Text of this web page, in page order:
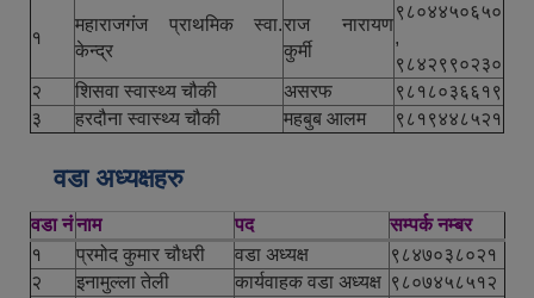
१
महाराजगंज प्राथमिक स्वा.
केन्द्र
राज नारायण
कुर्मी
९८०४४५०६५०
,
९८४२९९०२३०
२
शिसवा स्वास्थ्य चौकी असरफ
९८१८०३६६१९
३
हरदौना स्वास्थ्य चौकी महबुब आलम ९८१९४४८५२१
वडा अध्यक्षहरु
वडा नंनाम पद
सम्पर्क नम्बर
१
प्रमोद कुमार चौधरी वडा अध्यक्ष
९८४७०३८०२१
२
इनामुल्ला तेली कार्यवाहक वडा अध्यक्ष ९८०७४५८५१२